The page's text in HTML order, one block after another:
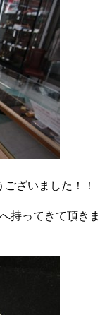
ざいました！！
持ってきて頂きま